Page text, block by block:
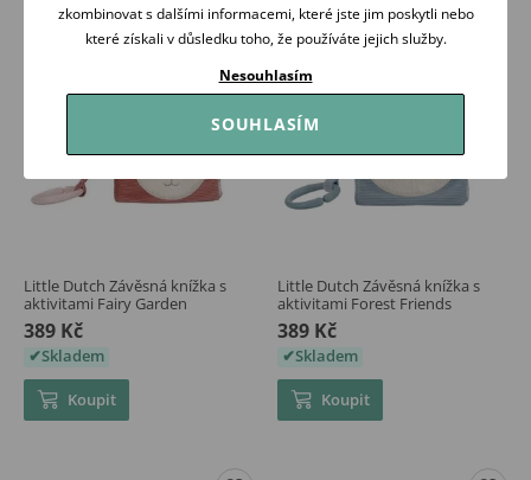
Little Dutch Závěsná knížka s
aktivitami Fairy Garden
389 Kč
Skladem
Koupit
Little Dutch Závěsná knížka s
aktivitami Forest Friends
389 Kč
Skladem
Koupit
zkombinovat s dalšími informacemi, které jste jim poskytli nebo
které získali v důsledku toho, že používáte jejich služby.
Nesouhlasím
SOUHLASÍM